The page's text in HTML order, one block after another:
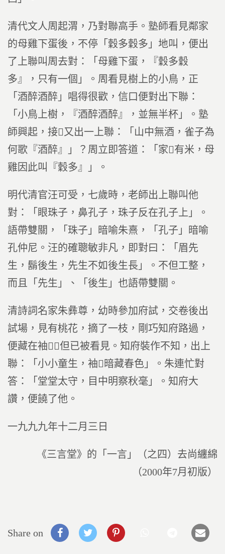
清代文人周起渭，乃對聯高手。塾師看見鄰家
的母雞下蛋後，不停「穀多穀多」地叫，便出
了上聯叫周去對：「母雞下蛋，『穀多穀
多』，只有一個」。周看見樹上的小鳥，正
「酒醉酒醉」唱得很歡，信口便對出下聯：
「小鳥上樹，『酒醉酒醉』，並無半杯」。塾
師興起，接又出一上聯：「山中無酒，雀子為
何歌『酒醉』」？周立即答道：「家有米，母
雞因此叫『穀多』」。
明代清官汪可受，七歲時，老師出上聯叫他
對：「眼珠子，鼻孔子，珠子反在孔子上」。
語帶雙關，「珠子」暗喻朱熹，「孔子」暗喻
孔仲尼。汪的確聰敏非凡，即對曰：「眉先
生，鬍後生，先生不如後生長」。不但工整，
而且「先生」、「後生」也語帶雙關。
清詩詞名家朱彝尊，幼時參加府試，交卷後出
試場，見有桃花，摘了一枝，剛巧知府路過，
便藏在袖，但已被看見。知府裝作不知，出上
聯：「小小童生，袖暗藏春色」。朱連忙對
答：「堂堂太守，目中明察秋毫」。知府大
讚，便饒了他。
一九九九年十二月三日
《三言堂》的「一言」（之四）去尚纏綿
（2000年7月初版）
Share on